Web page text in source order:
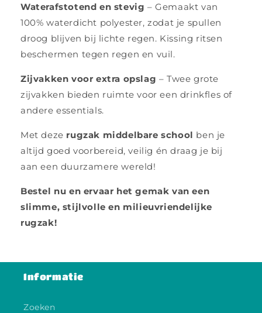
Waterafstotend en stevig – Gemaakt van
100% waterdicht polyester, zodat je spullen
droog blijven bij lichte regen. Kissing ritsen
beschermen tegen regen en vuil.
Zijvakken voor extra opslag – Twee grote
zijvakken bieden ruimte voor een drinkfles of
andere essentials.
Met deze rugzak middelbare school ben je
altijd goed voorbereid, veilig én draag je bij
aan een duurzamere wereld!
Bestel nu en ervaar het gemak van een
slimme, stijlvolle en milieuvriendelijke
rugzak!
Informatie
Zoeken